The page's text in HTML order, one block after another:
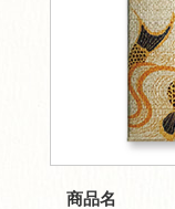
商品名